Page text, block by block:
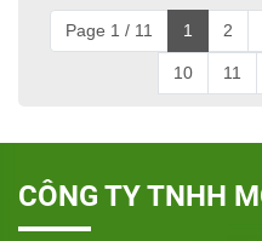
Page 1 / 11 1 2
10 11
CÔNG TY TNHH